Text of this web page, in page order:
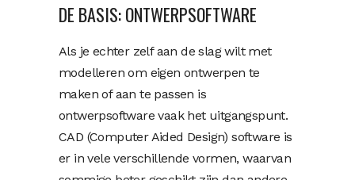
DE BASIS: ONTWERPSOFTWARE
Als je echter zelf aan de slag wilt met
modelleren om eigen ontwerpen te
maken of aan te passen is
ontwerpsoftware vaak het uitgangspunt.
CAD (Computer Aided Design) software is
er in vele verschillende vormen, waarvan